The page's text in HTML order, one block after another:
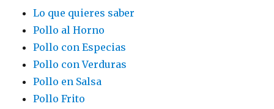
Lo que quieres saber
Pollo al Horno
Pollo con Especias
Pollo con Verduras
Pollo en Salsa
Pollo Frito